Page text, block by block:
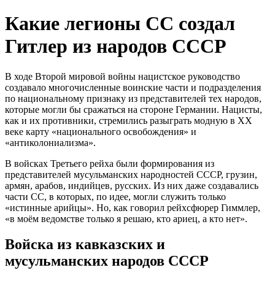
Какие легионы СС создал
Гитлер из народов СССР
В ходе Второй мировой войны нацистское руководство
создавало многочисленные воинские части и подразделения
по национальному признаку из представителей тех народов,
которые могли бы сражаться на стороне Германии. Нацисты,
как и их противники, стремились разыграть модную в ХХ
веке карту «национального освобождения» и
«антиколониализма».
В войсках Третьего рейха были формирования из
представителей мусульманских народностей СССР, грузин,
армян, арабов, индийцев, русских. Из них даже создавались
части СС, в которых, по идее, могли служить только
«истинные арийцы». Но, как говорил рейхсфюрер Гиммлер,
«в моём ведомстве только я решаю, кто ариец, а кто нет».
Войска из кавказских и
мусульманских народов СССР